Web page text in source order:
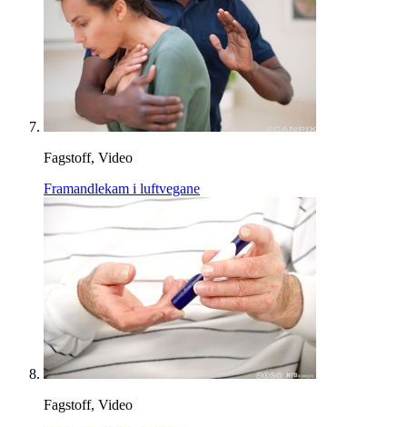
Fagstoff, Video
Framandlekam i luftvegane
Fagstoff, Video